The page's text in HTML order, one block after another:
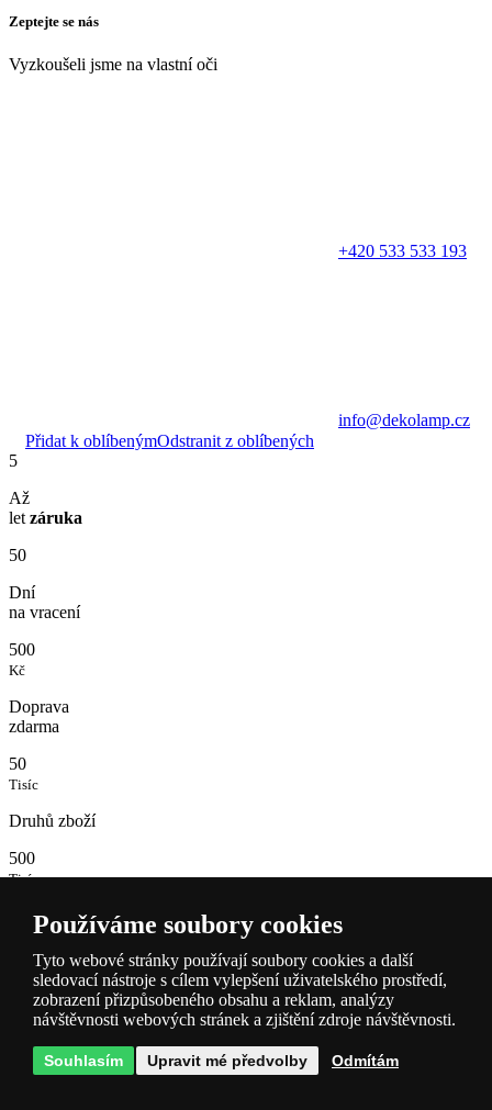
Zeptejte se nás
Vyzkoušeli jsme na vlastní oči
+420 533 533 193
info@dekolamp.cz
Přidat k oblíbenýmOdstranit z oblíbených
5
Až
let záruka
50
Dní
na vracení
500
Kč
Doprava
zdarma
50
Tisíc
Druhů zboží
500
Tisíc
Svítidel
skladem
Používáme soubory cookies
Tyto webové stránky používají soubory cookies a další
sledovací nástroje s cílem vylepšení uživatelského prostředí,
zobrazení přizpůsobeného obsahu a reklam, analýzy
návštěvnosti webových stránek a zjištění zdroje návštěvnosti.
Souhlasím Upravit mé předvolby Odmítám